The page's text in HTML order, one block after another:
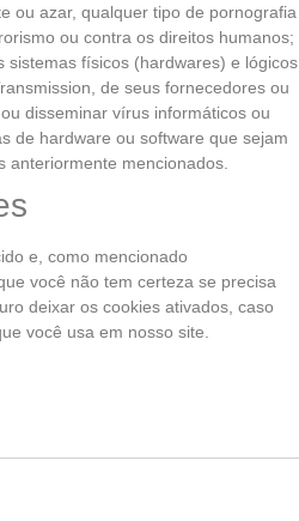
ou azar, qualquer tipo de pornografia
ou contra os direitos humanos;
sistemas físicos (hardwares) e lógicos
de seus fornecedores ou
disseminar vírus informáticos ou
de hardware ou software que sejam
anteriormente mencionados.
e, como mencionado
você não tem certeza se precisa
deixar os cookies ativados, caso
você usa em nosso site.